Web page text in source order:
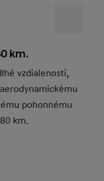
km.
vzdialenosti,
pohonnému
km.